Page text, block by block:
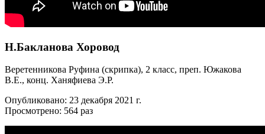
Н.Бакланова Хоровод
Веретенникова Руфина (скрипка), 2 класс, преп. Южакова
В.Е., конц. Ханяфиева Э.Р.
Опубликовано: 23 декабря 2021 г.
Просмотрено: 564 раз